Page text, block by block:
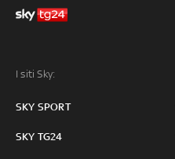
I siti Sky:
SKY SPORT
SKY TG24